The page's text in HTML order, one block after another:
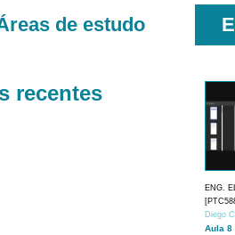
de estudo
recentes
ENG.
Diego
Aula 8